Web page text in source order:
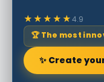
★★★★★4.9
🏆 The most
✨ Create